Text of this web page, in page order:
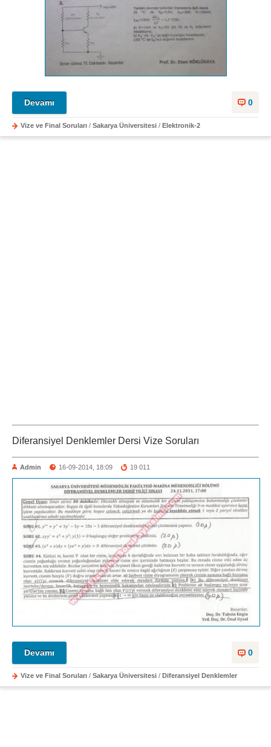
0
Devamı
Vize ve Final Soruları / Sakarya Üniversitesi / Elektronik-2
Diferansiyel Denklemler Dersi Vize Soruları
Admin 16-09-2014, 18:09 19 011
0
Devamı
Vize ve Final Soruları / Sakarya Üniversitesi / Diferansiyel Denklemler